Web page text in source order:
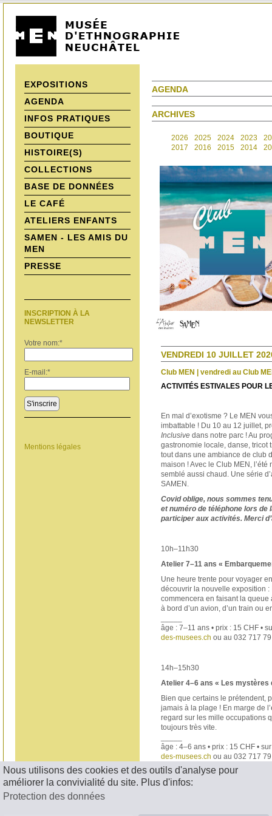
Nous utilisons des cookies et des outils d'analyse pour
améliorer la convivialité du site. Plus d'infos:
Protection des données
EXPOSITIONS
AGENDA
INFOS PRATIQUES
BOUTIQUE
HISTOIRE(S)
COLLECTIONS
BASE DE DONNÉES
LE CAFÉ
ATELIERS ENFANTS
SAMEN - LES AMIS DU
MEN
PRESSE
INSCRIPTION À LA
NEWSLETTER
Votre nom:*
E-mail:*
S'inscrire
Mentions légales
AGENDA
ARCHIVES
2026 2025 2024 2023
2017
2016 2015 2014
VENDREDI 10 JUILLET
Club MEN | vendredi au Club
ACTIVITÉS ESTIVALES POUR
En mal d’exotisme ? Le MEN
imbattable ! Du 10 au 12 juillet,
Inclusive dans notre parc ! Au
gastronomie locale, danse, tricot
tout dans une ambiance de club
maison ! Avec le Club MEN,
semblé aussi chaud. Une série
SAMEN.
Covid oblige, nous sommes
et numéro de téléphone lors de
participer aux activités. Merci
10h–11h30
Atelier 7–11 ans «
Une heure trente pour voyager
découvrir la nouvelle exposition
commencera en faisant la queue
à bord d’un avion, d’un train ou
âge : 7–11 ans • prix : 15 CHF •
des-musees.ch ou au 032 717
14h–15h30
Atelier 4–6 ans « Les mystères
Bien que certains le prétendent,
jamais à la plage ! En marge de
regard sur les mille occupations
toujours très vite.
âge : 4–6 ans • prix : 15 CHF •
des-musees.ch ou au 032 717
< RETOUR